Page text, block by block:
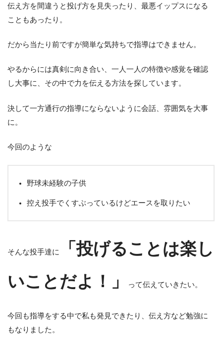
伝え方を間違うと投げ方を見失ったり、最悪イップスになる
こともあったり。
だから当たり前ですが簡単な気持ちで指導はできません。
やるからには真剣に向き合い、一人一人の特徴や感覚を確認
し大事に、その中で力を伝える方法を探しています。
決して一方通行の指導にならないように会話、雰囲気を大事
に。
今回のような
野球未経験の子供
控え投手でくすぶっているけどエースを取りたい
そんな投手達に
「投げることは楽し
いことだよ！」
って伝えていきたい。
今回も指導をする中で私も発見できたり、伝え方など勉強に
もなりました。